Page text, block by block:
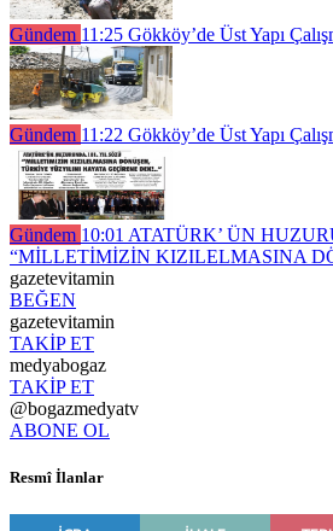
Gündem 11:25 Gökköy’de Üst Yapı
Gündem 11:22 Gökköy’de Üst Yapı
Gündem 10:01 ATATÜRK’ ÜN
“MİLLETİMİZİN KIZILELMASINA
gazetevitamin
BEĞEN
gazetevitamin
TAKİP ET
medyabogaz
TAKİP ET
@bogazmedyatv
ABONE OL
Resmî İlanlar